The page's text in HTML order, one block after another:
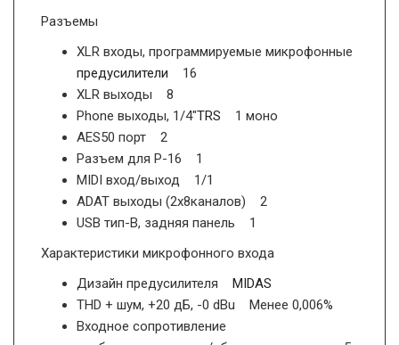
Разъемы
XLR входы, программируемые микрофонные
предусилители 16
XLR выходы 8
Phone выходы, 1/4"TRS 1 моно
AES50 порт 2
Разъем для Р-16 1
MIDI вход/выход 1/1
ADAT выходы (2х8каналов) 2
USB тип-В, задняя панель 1
Характеристики микрофонного входа
Дизайн предусилителя MIDAS
THD + шум, +20 дБ, -0 dBu Менее 0,006%
Входное сопротивление